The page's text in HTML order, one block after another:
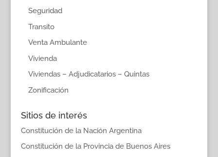
Seguridad
Transito
Venta Ambulante
Vivienda
Viviendas – Adjudicatarios – Quintas
Zonificación
Sitios de interés
Constitución de la Nación Argentina
Constitución de la Provincia de Buenos Aires